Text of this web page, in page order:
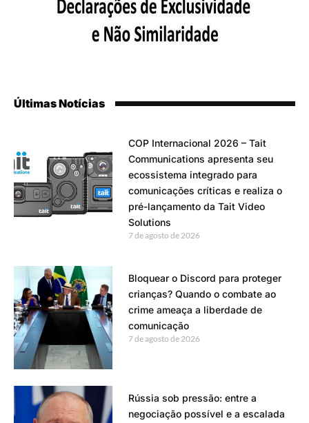
Últimas Notícias
COP Internacional 2026 – Tait
Communications apresenta seu
ecossistema integrado para
comunicações críticas e realiza o
pré-lançamento da Tait Video
Solutions
7 de agosto de 2026
Bloquear o Discord para proteger
crianças? Quando o combate ao
crime ameaça a liberdade de
comunicação
7 de agosto de 2026
Rússia sob pressão: entre a
negociação possível e a escalada